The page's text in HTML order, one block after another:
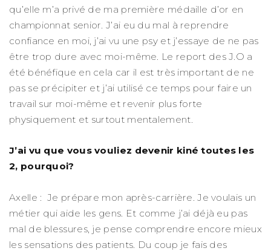
qu’elle m’a privé de ma première médaille d’or en
championnat senior. J’ai eu du mal à reprendre
confiance en moi, j’ai vu une psy et j’essaye de ne pas
être trop dure avec moi-même. Le report des J.O a
été bénéfique en cela car il est très important de ne
pas se précipiter et j’ai utilisé ce temps pour faire un
travail sur moi-même et revenir plus forte
physiquement et surtout mentalement.
J’ai vu que vous vouliez devenir kiné toutes les
2, pourquoi?
Axelle : Je prépare mon après-carrière. Je voulais un
métier qui aide les gens. Et comme j’ai déjà eu pas
mal de blessures, je pense comprendre encore mieux
les sensations des patients. Du coup je fais des